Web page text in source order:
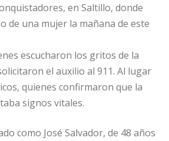
en Saltillo, donde
de una mujer la mañana de este
escucharon los gritos de la
el auxilio al 911. Al lugar
quienes confirmaron que la
signos vitales.
como José Salvador, de 48 años